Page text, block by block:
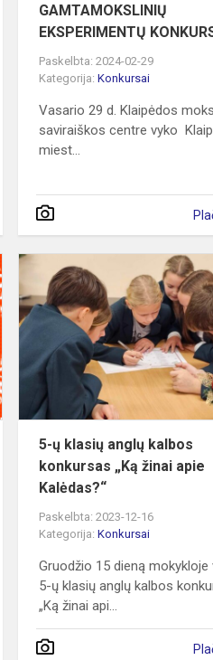
GAMTAMOKSLINIŲ
EKSPERIMENTŲ
Paskelbta: 2024-02-29
Kategorija:Konkursai
Vasario 29 d. Klaipėdos
saviraiškos centre vyko
miest...
"DAINŲ
DAINELĖ"
5-ų klasių anglų kalbos
konkursas „Ką žinai apie
Kalėdas?“
Paskelbta: 2023-12-16
Kategorija:Konkursai
Gruodžio 15 dieną mokykloje
5-ų klasių anglų kalbos
„Ką žinai api...